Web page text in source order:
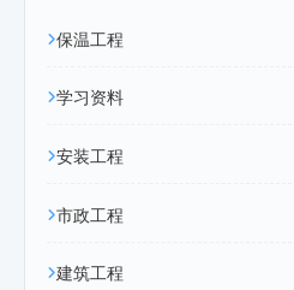
保温工程
学习资料
安装工程
市政工程
建筑工程